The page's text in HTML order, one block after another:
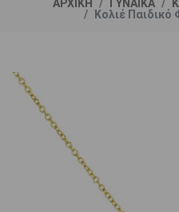
ΑΡΧΙΚΗ ΓΥΝΑΙΚΑ
Κολιέ